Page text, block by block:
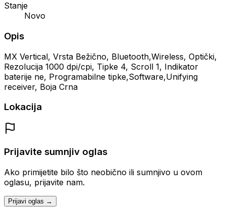
Stanje
Novo
Opis
MX Vertical, Vrsta Bežično, Bluetooth,Wireless, Optički,
Rezolucija 1000 dpi/cpi, Tipke 4, Scroll 1, Indikator
baterije ne, Programabilne tipke,Software,Unifying
receiver, Boja Crna
Lokacija
Prijavite sumnjiv oglas
Ako primijetite bilo što neobično ili sumnjivo u ovom
oglasu, prijavite nam.
Prijavi oglas →